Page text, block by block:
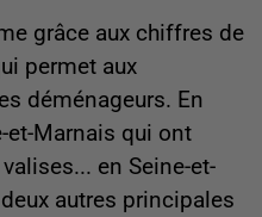
grâce aux chiffres de
permet aux
déménageurs. En
et-Marnais qui ont
en Seine-et-
autres principales